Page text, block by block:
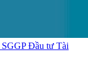
SGGP Đầu tư Tài